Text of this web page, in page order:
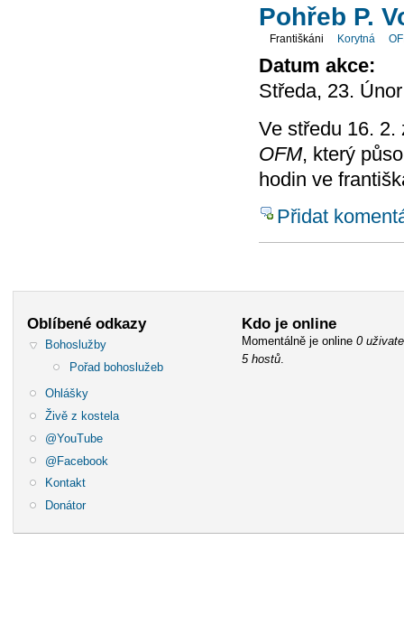
Pohřeb P.
Františkáni Korytná
Datum akce:
Středa, 23.
Ve středu 16.
OFM, který
hodin ve
Přidat
Oblíbené odkazy
Bohoslužby
Pořad bohoslužeb
Ohlášky
Živě z kostela
@YouTube
@Facebook
Kontakt
Donátor
Kdo je online
Momentálně je online 0
5 hostů.